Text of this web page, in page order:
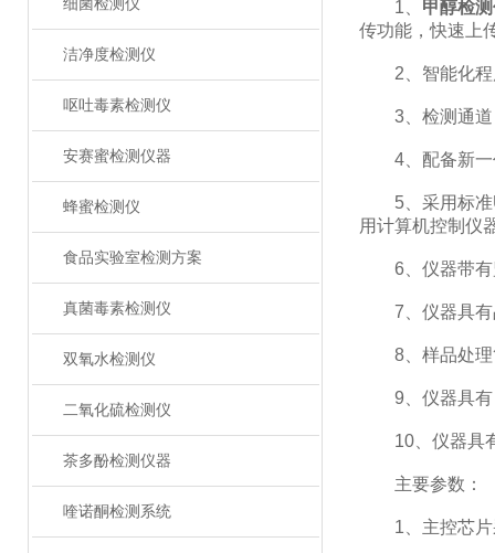
细菌检测仪
洁净度检测仪
呕吐毒素检测仪
安赛蜜检测仪器
蜂蜜检测仪
食品实验室检测方案
真菌毒素检测仪
双氧水检测仪
二氧化硫检测仪
茶多酚检测仪器
喹诺酮检测系统
1、 甲醇检
传功能，快速上
2、智能化程度
3、检测通道：
4、配备新一代
5、采用标准
用计算机控制仪
6、仪器带有监
7、仪器具有品
8、样品处理
9、仪器具有
10、仪器具有
主要参数：
1、主控芯片采